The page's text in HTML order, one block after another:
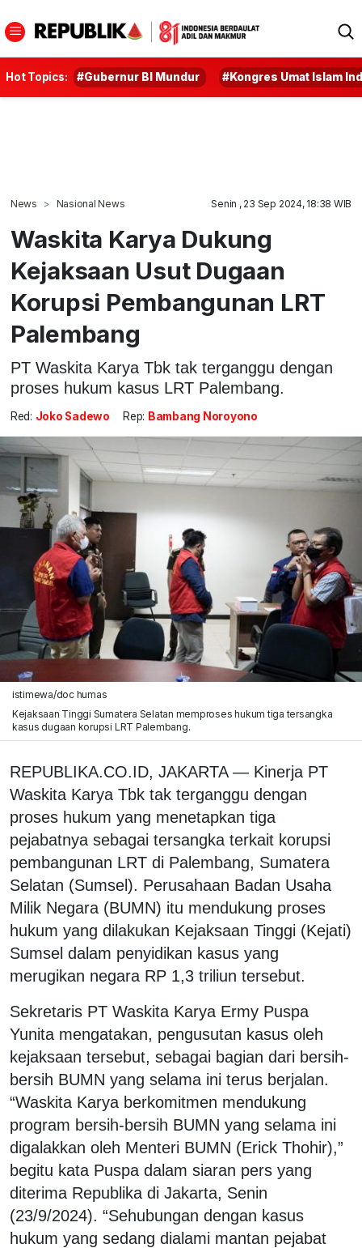
Hot Topics: #Gubernur BI Mundur #Kongres Umat Islam
News Nasional News Senin , 23 Sep 2024, 18:38 WIB
Waskita Karya Dukung
Kejaksaan Usut Dugaan
Korupsi Pembangunan LRT
Palembang
PT Waskita Karya Tbk tak terganggu dengan
proses hukum kasus LRT Palembang.
Red: Joko Sadewo Rep: Bambang Noroyono
istimewa/doc humas
Kejaksaan Tinggi Sumatera Selatan memproses hukum tiga tersangka
kasus dugaan korupsi LRT Palembang.
REPUBLIKA.CO.ID, JAKARTA — Kinerja PT
Waskita Karya Tbk tak terganggu dengan
proses hukum yang menetapkan tiga
pejabatnya sebagai tersangka terkait korupsi
pembangunan LRT di Palembang, Sumatera
Selatan (Sumsel). Perusahaan Badan Usaha
Milik Negara (BUMN) itu mendukung proses
hukum yang dilakukan Kejaksaan Tinggi (Kejati)
Sumsel dalam penyidikan kasus yang
merugikan negara RP 1,3 triliun tersebut.
Sekretaris PT Waskita Karya Ermy Puspa
Yunita mengatakan, pengusutan kasus oleh
kejaksaan tersebut, sebagai bagian dari bersih-
bersih BUMN yang selama ini terus berjalan.
“Waskita Karya berkomitmen mendukung
program bersih-bersih BUMN yang selama ini
digalakkan oleh Menteri BUMN (Erick Thohir),”
begitu kata Puspa dalam siaran pers yang
diterima Republika di Jakarta, Senin
(23/9/2024). “Sehubungan dengan kasus
hukum yang sedang dialami mantan pejabat